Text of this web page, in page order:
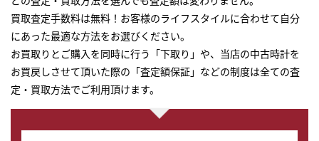
買取査定手数料は無料！お客様のライフスタイルに合わせて自分
にあった最適な方法をお選びください。
お買取りとご購入を同時に行う「下取り」や、当店の中古時計を
お買戻しさせて頂いた際の「査定額保証」などの制度は全ての査
定・買取方法でご利用頂けます。